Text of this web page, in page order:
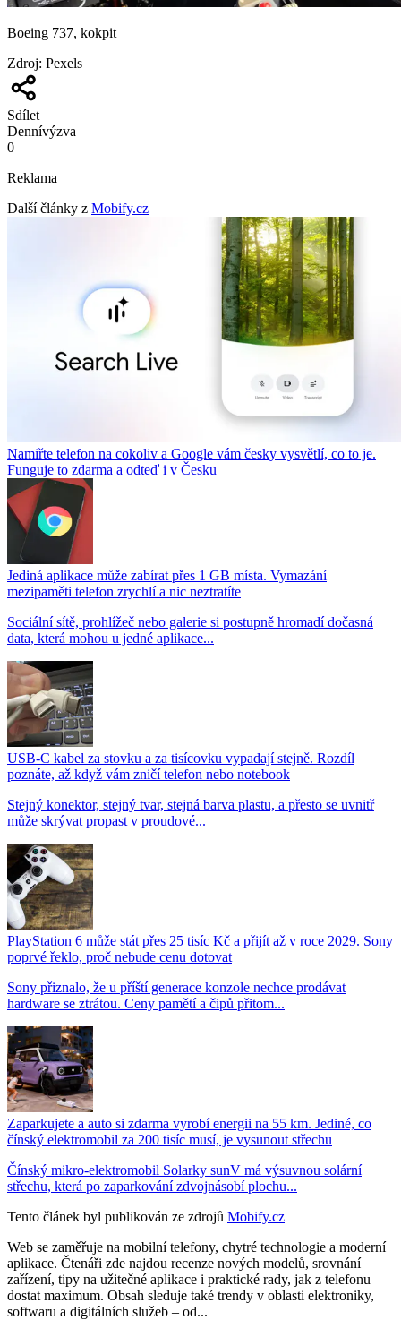
Boeing 737, kokpit
Zdroj: Pexels
Sdílet
Dennívýzva
0
Reklama
Další články z Mobify.cz
Namiřte telefon na cokoliv a Google vám česky vysvětlí, co to je.
Funguje to zdarma a odteď i v Česku
Jediná aplikace může zabírat přes 1 GB místa. Vymazání
mezipaměti telefon zrychlí a nic neztratíte
Sociální sítě, prohlížeč nebo galerie si postupně hromadí dočasná
data, která mohou u jedné aplikace...
USB-C kabel za stovku a za tisícovku vypadají stejně. Rozdíl
poznáte, až když vám zničí telefon nebo notebook
Stejný konektor, stejný tvar, stejná barva plastu, a přesto se uvnitř
může skrývat propast v proudové...
PlayStation 6 může stát přes 25 tisíc Kč a přijít až v roce 2029. Sony
poprvé řeklo, proč nebude cenu dotovat
Sony přiznalo, že u příští generace konzole nechce prodávat
hardware se ztrátou. Ceny pamětí a čipů přitom...
Zaparkujete a auto si zdarma vyrobí energii na 55 km. Jediné, co
čínský elektromobil za 200 tisíc musí, je vysunout střechu
Čínský mikro-elektromobil Solarky sunV má výsuvnou solární
střechu, která po zaparkování zdvojnásobí plochu...
Tento článek byl publikován ze zdrojů Mobify.cz
Web se zaměřuje na mobilní telefony, chytré technologie a moderní
aplikace. Čtenáři zde najdou recenze nových modelů, srovnání
zařízení, tipy na užitečné aplikace i praktické rady, jak z telefonu
dostat maximum. Obsah sleduje také trendy v oblasti elektroniky,
softwaru a digitálních služeb – od...